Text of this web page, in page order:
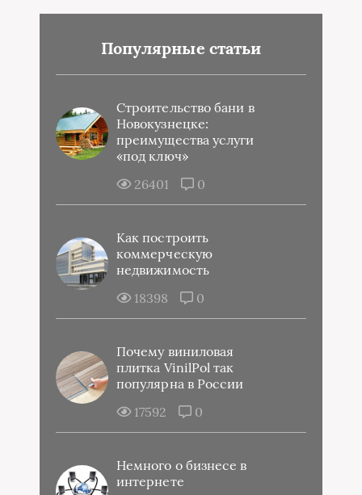
Популярные статьи
Строительство бани в
Новокузнецке:
преимущества услуги
«под ключ»
26401
0
Как построить
коммерческую
недвижимость
18398
0
Почему виниловая
плитка VinilPol так
популярна в России
17592
0
Немного о бизнесе в
интернете